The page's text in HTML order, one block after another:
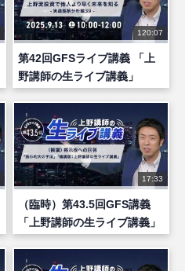
120:07
第42回GFSライブ講義 「上
野講師の生ライブ講義」
17:33
（臨時）第43.5回GFS講義
「上野講師の生ライブ講義」